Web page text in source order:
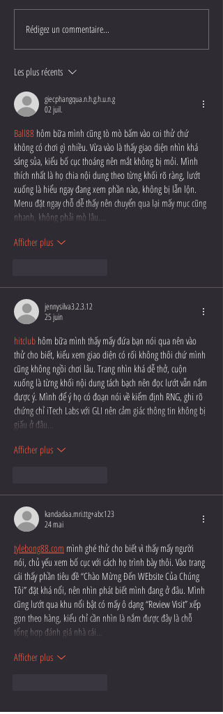
Rédigez un commentaire...
Les plus récents
giecphangqua.n.h.g.h.u.n.g
02 juil.
Ball88 hôm bữa mình cũng tò mò bấm vào coi thử chứ
không có chơi gì nhiều. Vừa vào là thấy giao diện nhìn khá
sáng sủa, kiểu bố cục thoáng nên mắt không bị mỏi. Mình
thích nhất là họ chia nội dung theo từng khối rõ ràng, lướt
xuống là hiểu ngay đang xem phần nào, không bị lẫn lộn.
Menu đặt ngay chỗ dễ thấy nên chuyển qua lại mấy mục cũng
nhanh, không phải mò lâu.…
Afficher plus
jennysilva3.2.3.12
25 juin
hitclub hôm bữa mình thấy mấy đứa bạn nói qua nên vào
thử cho biết, kiểu xem giao diện có rối không thôi chứ mình
cũng không ngồi chơi lâu. Trang nhìn khá dễ thở, cuộn
xuống là từng khối nội dung tách bạch nên đọc lướt vẫn nắm
được ý. Mình để ý họ có đoạn nói về kiểm định RNG, ghi rõ
chứng chỉ iTech Labs với GLI nên cảm giác thông tin không bị
giấu ở đâu…
Afficher plus
kandadaa.mri.ttg+abc123
24 mai
tylebong88.com mình ghé thử cho biết vì thấy mấy người
nói, chủ yếu xem bố cục với cách họ trình bày thôi. Vào trang
cái thấy phần tiêu đề “Chào Mừng Đến WEbsite Của Chúng
Tôi” đặt khá nổi, nên nhìn phát biết mình đang ở đâu. Mình
cũng lướt qua khu nổi bật có mấy ô dạng “Review Visit” xếp
gọn theo hàng, kiểu chỉ cần nhìn là nắm được đây là chỗ
tổng hợp đánh giá nhà cái…
Afficher plus